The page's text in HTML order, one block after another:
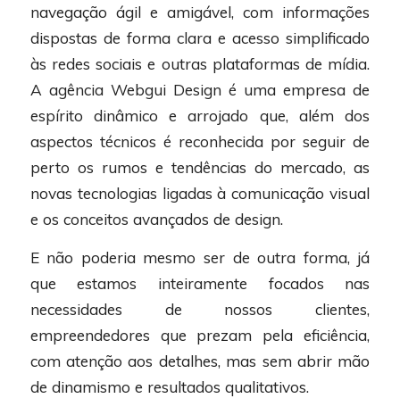
navegação ágil e amigável, com informações
dispostas de forma clara e acesso simplificado
às redes sociais e outras plataformas de mídia.
A agência Webgui Design é uma empresa de
espírito dinâmico e arrojado que, além dos
aspectos técnicos é reconhecida por seguir de
perto os rumos e tendências do mercado, as
novas tecnologias ligadas à comunicação visual
e os conceitos avançados de design.
E não poderia mesmo ser de outra forma, já
que estamos inteiramente focados nas
necessidades de nossos clientes,
empreendedores que prezam pela eficiência,
com atenção aos detalhes, mas sem abrir mão
de dinamismo e resultados qualitativos.